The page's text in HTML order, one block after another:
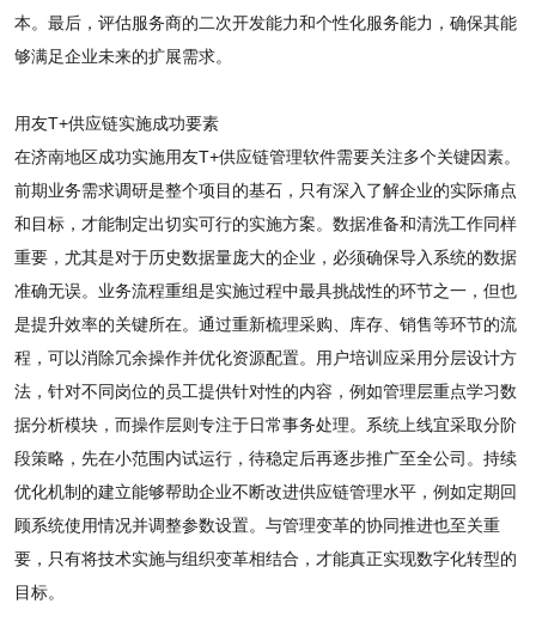
本。最后，评估服务商的二次开发能力和个性化服务能力，确保其能
够满足企业未来的扩展需求。
用友T+供应链实施成功要素
在济南地区成功实施用友T+供应链管理软件需要关注多个关键因素。
前期业务需求调研是整个项目的基石，只有深入了解企业的实际痛点
和目标，才能制定出切实可行的实施方案。数据准备和清洗工作同样
重要，尤其是对于历史数据量庞大的企业，必须确保导入系统的数据
准确无误。业务流程重组是实施过程中最具挑战性的环节之一，但也
是提升效率的关键所在。通过重新梳理采购、库存、销售等环节的流
程，可以消除冗余操作并优化资源配置。用户培训应采用分层设计方
法，针对不同岗位的员工提供针对性的内容，例如管理层重点学习数
据分析模块，而操作层则专注于日常事务处理。系统上线宜采取分阶
段策略，先在小范围内试运行，待稳定后再逐步推广至全公司。持续
优化机制的建立能够帮助企业不断改进供应链管理水平，例如定期回
顾系统使用情况并调整参数设置。与管理变革的协同推进也至关重
要，只有将技术实施与组织变革相结合，才能真正实现数字化转型的
目标。